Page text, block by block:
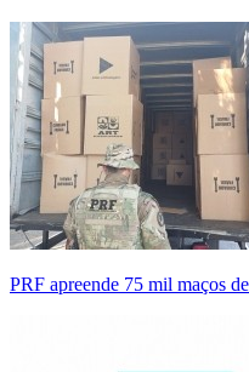
PRF apreende 75 mil maços